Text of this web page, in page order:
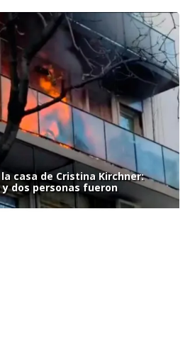
casa de Cristina Kirchner:
dos personas fueron